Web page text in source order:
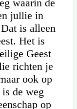
waarin de
jullie in
is alleen
Het is
Geest
richten je
ook op
de weg
op